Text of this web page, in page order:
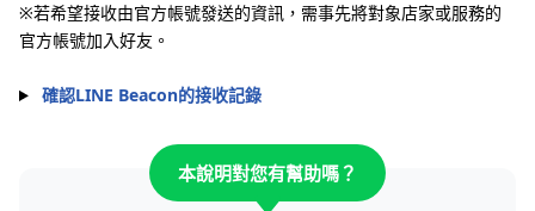
※若希望接收由官方帳號發送的資訊，需事先將對象店家或服務的
官方帳號加入好友。
確認LINE Beacon的接收記錄
本說明對您有幫助嗎？